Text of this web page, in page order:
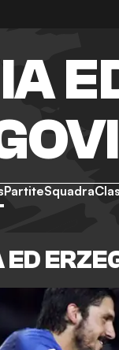
PartiteSquadra
ED